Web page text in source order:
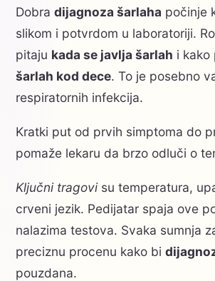
Dobra dijagnoza šarlaha počinje
slikom i potvrdom u laboratoriji.
pitaju kada se javlja šarlah i kako
šarlah kod dece. To je posebno
respiratornih infekcija.
Kratki put od prvih simptoma do
pomaže lekaru da brzo odluči o
Ključni tragovi su temperatura,
crveni jezik. Pedijatar spaja ove
nalazima testova. Svaka sumnja
preciznu procenu kako bi
pouzdana.